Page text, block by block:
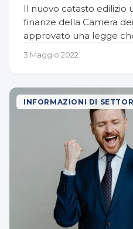
Il nuovo catasto edilizio
finanze della Camera
approvato una legge
effettuare una nuova
italiani…
3 Maggio 2022
INFORMAZIONI DI